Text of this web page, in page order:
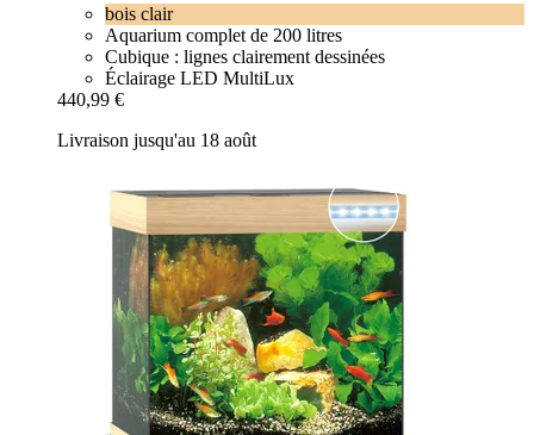
bois clair
Aquarium complet de 200 litres
Cubique : lignes clairement dessinées
Éclairage LED MultiLux
440,99 €
Livraison jusqu'au 18 août